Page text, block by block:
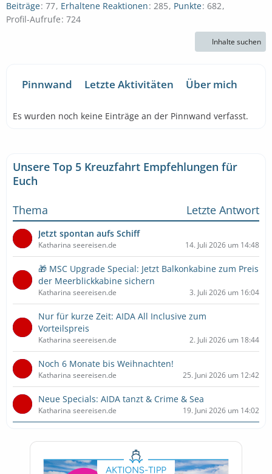
Beiträge 77 Erhaltene Reaktionen 285 Punkte 682
Profil-Aufrufe 724
Inhalte suchen
Pinnwand Letzte Aktivitäten Über mich
Es wurden noch keine Einträge an der Pinnwand verfasst.
Unsere Top 5 Kreuzfahrt Empfehlungen für
Euch
Thema
Letzte Antwort
Jetzt spontan aufs Schiff
Katharina seereisen.de 14. Juli 2026 um 14:48
🎁 MSC Upgrade Special: Jetzt Balkonkabine zum Preis
der Meerblickkabine sichern
Katharina seereisen.de 3. Juli 2026 um 16:04
Nur für kurze Zeit: AIDA All Inclusive zum
Vorteilspreis
Katharina seereisen.de 2. Juli 2026 um 18:44
Noch 6 Monate bis Weihnachten!
Katharina seereisen.de 25. Juni 2026 um 12:42
Neue Specials: AIDA tanzt & Crime & Sea
Katharina seereisen.de 19. Juni 2026 um 14:02